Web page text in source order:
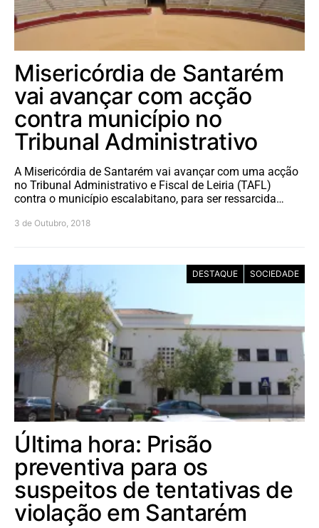
Misericórdia de Santarém
vai avançar com acção
contra município no
Tribunal Administrativo
A Misericórdia de Santarém vai avançar com uma acção
no Tribunal Administrativo e Fiscal de Leiria (TAFL)
contra o município escalabitano, para ser ressarcida…
3 de Outubro, 2018
DESTAQUE SOCIEDADE
Última hora: Prisão
preventiva para os
suspeitos de tentativas de
violação em Santarém